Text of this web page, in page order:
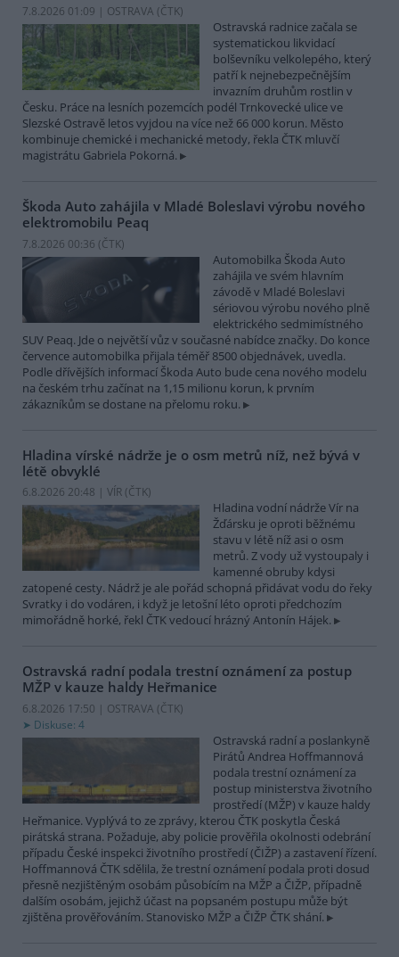
7.8.2026 01:09 | OSTRAVA (ČTK)
Ostravská radnice začala se
systematickou likvidací
bolševníku velkolepého, který
patří k nejnebezpečnějším
invazním druhům rostlin v
Česku. Práce na lesních pozemcích podél Trnkovecké ulice ve
Slezské Ostravě letos vyjdou na více než 66 000 korun. Město
kombinuje chemické i mechanické metody, řekla ČTK mluvčí
magistrátu Gabriela Pokorná.
Škoda Auto zahájila v Mladé Boleslavi výrobu nového
elektromobilu Peaq
7.8.2026 00:36 (ČTK)
Automobilka Škoda Auto
zahájila ve svém hlavním
závodě v Mladé Boleslavi
sériovou výrobu nového plně
elektrického sedmimístného
SUV Peaq. Jde o největší vůz v současné nabídce značky. Do konce
července automobilka přijala téměř 8500 objednávek, uvedla.
Podle dřívějších informací Škoda Auto bude cena nového modelu
na českém trhu začínat na 1,15 milionu korun, k prvním
zákazníkům se dostane na přelomu roku.
Hladina vírské nádrže je o osm metrů níž, než bývá v
létě obvyklé
6.8.2026 20:48 | VÍR (ČTK)
Hladina vodní nádrže Vír na
Žďársku je oproti běžnému
stavu v létě níž asi o osm
metrů. Z vody už vystoupaly i
kamenné obruby kdysi
zatopené cesty. Nádrž je ale pořád schopná přidávat vodu do řeky
Svratky i do vodáren, i když je letošní léto oproti předchozím
mimořádně horké, řekl ČTK vedoucí hrázný Antonín Hájek.
Ostravská radní podala trestní oznámení za postup
MŽP v kauze haldy Heřmanice
6.8.2026 17:50 | OSTRAVA (ČTK)
Diskuse: 4
Ostravská radní a poslankyně
Pirátů Andrea Hoffmannová
podala trestní oznámení za
postup ministerstva životního
prostředí (MŽP) v kauze haldy
Heřmanice. Vyplývá to ze zprávy, kterou ČTK poskytla Česká
pirátská strana. Požaduje, aby policie prověřila okolnosti odebrání
případu České inspekci životního prostředí (ČIŽP) a zastavení řízení.
Hoffmannová ČTK sdělila, že trestní oznámení podala proti dosud
přesně nezjištěným osobám působícím na MŽP a ČIŽP, případně
dalším osobám, jejichž účast na popsaném postupu může být
zjištěna prověřováním. Stanovisko MŽP a ČIŽP ČTK shání.